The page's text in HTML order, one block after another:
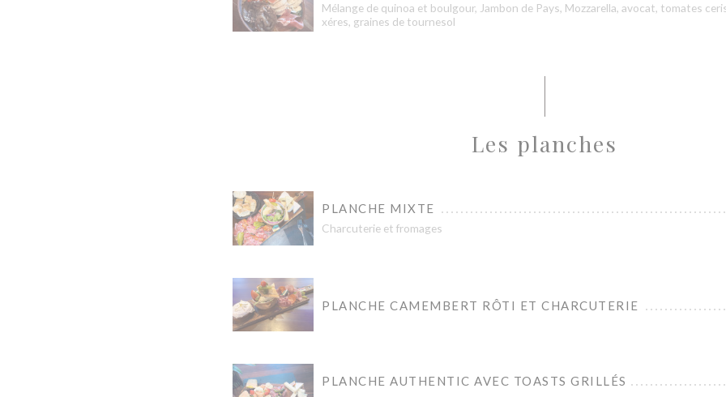
Mélange de quinoa et boulgour, Jambon de Pays, Mozzarella, avocat, tomates
xéres, graines de tournesol
Les planches
PLANCHE MIXTE
Charcuterie et fromages
PLANCHE CAMEMBERT RÔTI ET CHARCUTERIE
PLANCHE AUTHENTIC AVEC TOASTS GRILLÉS